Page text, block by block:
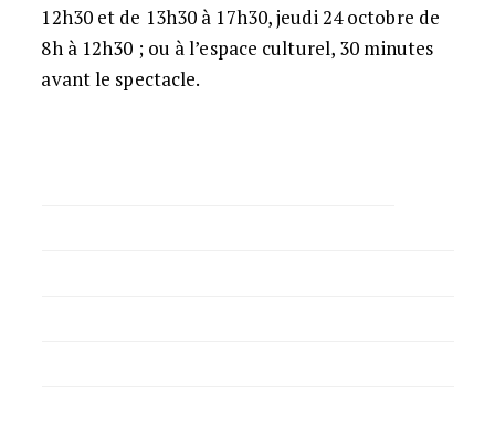
12h30 et de 13h30 à 17h30, jeudi 24 octobre de
8h à 12h30 ; ou à l’espace culturel, 30 minutes
avant le spectacle.